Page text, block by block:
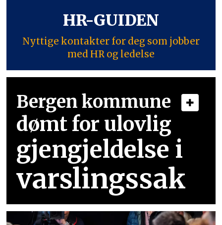
HR-GUIDEN
Nyttige kontakter for deg som jobber
med HR og ledelse
Bergen kommune
dømt for ulovlig
gjengjeldelse i
varslingssak